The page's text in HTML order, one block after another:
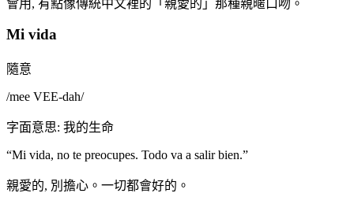
會用, 有點像傳統中文裡的「親愛的」那種親暱口吻。
Mi vida
隨意
/mee VEE-dah/
字面意思: 我的生命
“Mi vida, no te preocupes. Todo va a salir bien.”
親愛的, 別擔心。一切都會好的。